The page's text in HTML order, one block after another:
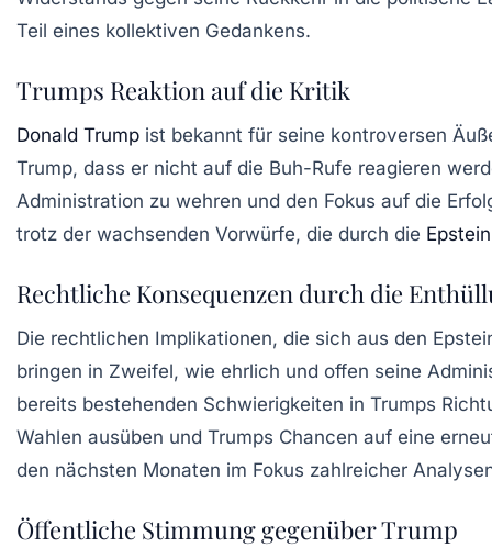
Teil eines kollektiven Gedankens.
Trumps Reaktion auf die Kritik
Donald Trump ist bekannt für seine kontroversen
Trump, dass er nicht auf die Buh-Rufe reagieren
Administration zu wehren und den Fokus auf die
trotz der wachsenden Vorwürfe, die durch die
Rechtliche Konsequenzen durch die
Die rechtlichen Implikationen, die sich aus den
bringen in Zweifel, wie ehrlich und offen seine
bereits bestehenden Schwierigkeiten in Trumps
Wahlen ausüben und Trumps Chancen auf eine
den nächsten Monaten im Fokus zahlreicher
Öffentliche Stimmung gegenüber Trump